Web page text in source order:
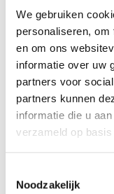
We gebruiken
personaliseren,
en om ons
informatie over uw
partners voor
partners kunnen
informatie die u
verzameld op
Noodzakelijk
0
JE